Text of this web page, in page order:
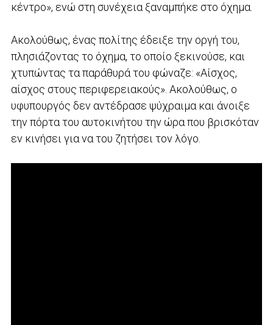
κέντρο», ενώ στη συνέχεια ξαναμπήκε στο όχημα.
Ακολούθως, ένας πολίτης έδειξε την οργή του,
πλησιάζοντας το όχημα, το οποίο ξεκινούσε, και
χτυπώντας τα παράθυρά του φώναζε: «Αίσχος,
αίσχος στους περιφερειακούς». Ακολούθως, ο
υφυπουργός δεν αντέδρασε ψύχραιμα και άνοιξε
την πόρτα του αυτοκινήτου την ώρα που βρισκόταν
εν κινήσει για να του ζητήσει τον λόγο.